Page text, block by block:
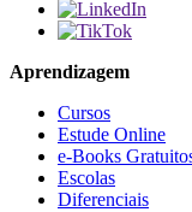
Aprendizagem
Cursos
Estude Online
e-Books
Escolas
Diferenciais